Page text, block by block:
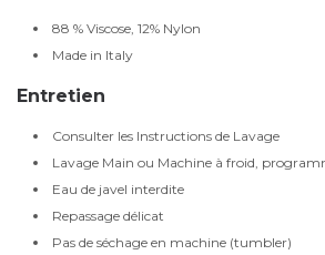
88 % Viscose, 12% Nylon
Made in Italy
Entretien
Consulter les Instructions de Lavage
Lavage Main ou Machine à froid,
Eau de javel interdite
Repassage délicat
Pas de séchage en machine (tumbler)